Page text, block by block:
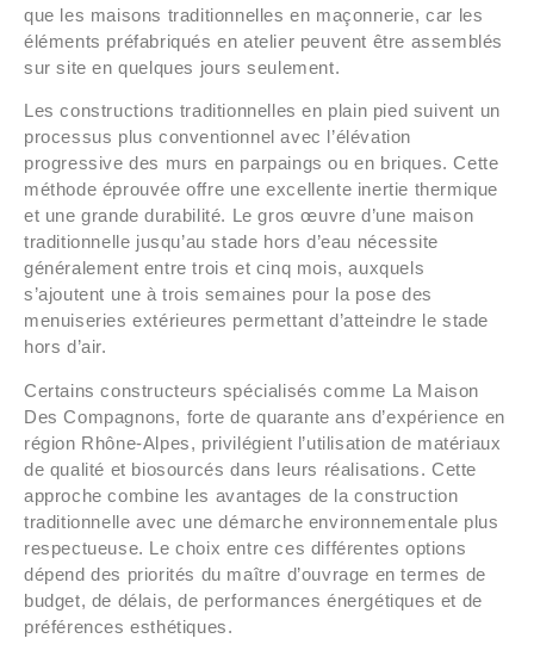
que les maisons traditionnelles en maçonnerie, car les
éléments préfabriqués en atelier peuvent être assemblés
sur site en quelques jours seulement.
Les constructions traditionnelles en plain pied suivent un
processus plus conventionnel avec l’élévation
progressive des murs en parpaings ou en briques. Cette
méthode éprouvée offre une excellente inertie thermique
et une grande durabilité. Le gros œuvre d’une maison
traditionnelle jusqu’au stade hors d’eau nécessite
généralement entre trois et cinq mois, auxquels
s’ajoutent une à trois semaines pour la pose des
menuiseries extérieures permettant d’atteindre le stade
hors d’air.
Certains constructeurs spécialisés comme La Maison
Des Compagnons, forte de quarante ans d’expérience en
région Rhône-Alpes, privilégient l’utilisation de matériaux
de qualité et biosourcés dans leurs réalisations. Cette
approche combine les avantages de la construction
traditionnelle avec une démarche environnementale plus
respectueuse. Le choix entre ces différentes options
dépend des priorités du maître d’ouvrage en termes de
budget, de délais, de performances énergétiques et de
préférences esthétiques.